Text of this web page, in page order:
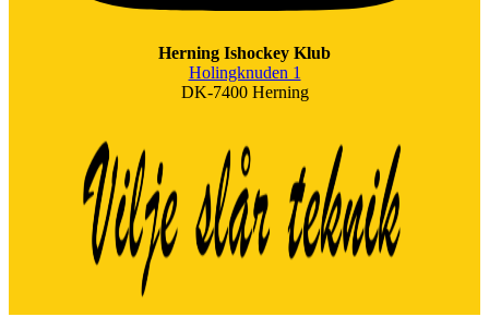
Herning Ishockey Klub
Holingknuden 1
DK-7400 Herning